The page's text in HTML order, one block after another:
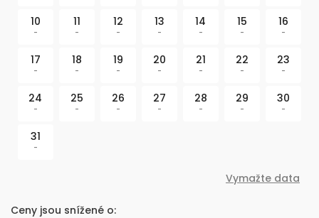
10
-
11
-
12
-
13
-
14
-
15
-
16
-
17
-
18
-
19
-
20
-
21
-
22
-
23
-
24
-
25
-
26
-
27
-
28
-
29
-
30
-
31
-
Vymažte data
Ceny jsou snížené o: